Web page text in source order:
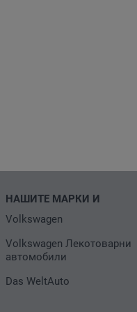
НАШИТЕ МАРКИ И
Volkswagen
Volkswagen Лекотоварни
автомобили
Das WeltAuto